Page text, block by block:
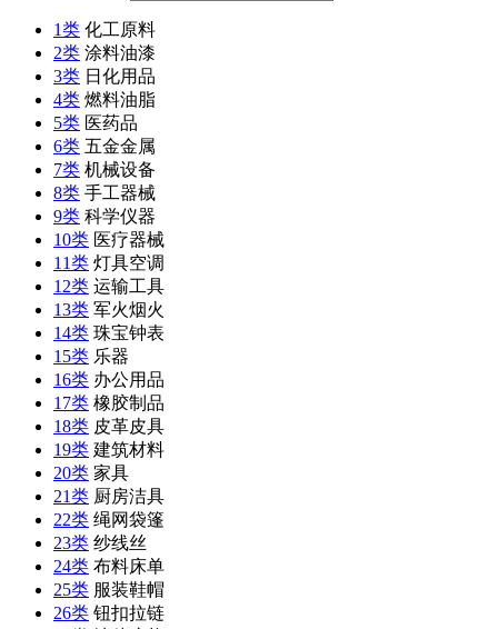
1类 化工原料
2类 涂料油漆
3类 日化用品
4类 燃料油脂
5类 医药品
6类 五金金属
7类 机械设备
8类 手工器械
9类 科学仪器
10类 医疗器械
11类 灯具空调
12类 运输工具
13类 军火烟火
14类 珠宝钟表
15类 乐器
16类 办公用品
17类 橡胶制品
18类 皮革皮具
19类 建筑材料
20类 家具
21类 厨房洁具
22类 绳网袋篷
23类 纱线丝
24类 布料床单
25类 服装鞋帽
26类 钮扣拉链